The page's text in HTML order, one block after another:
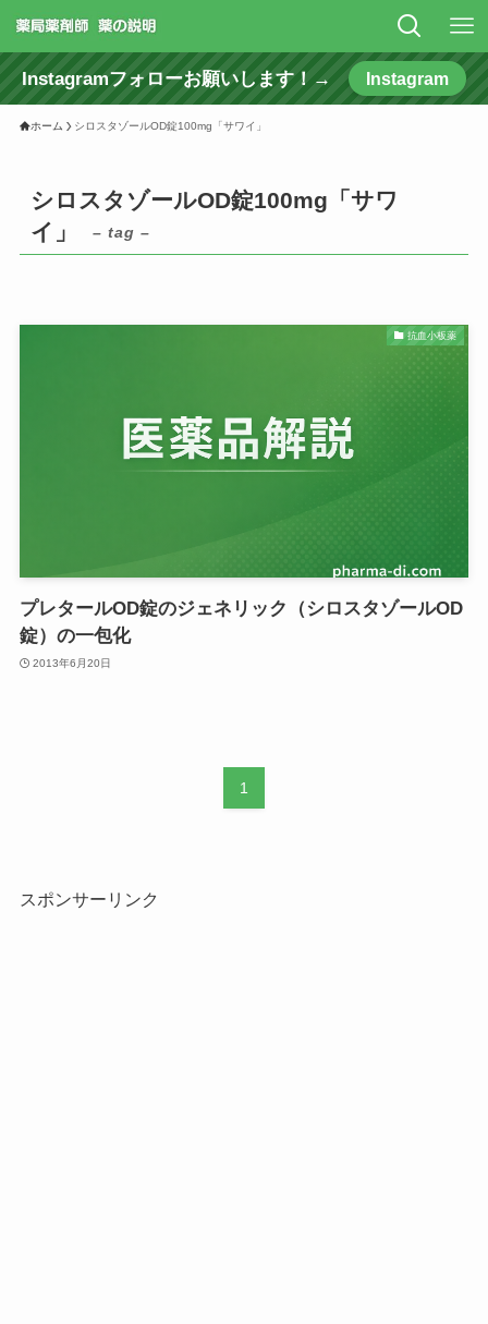
Instagramフォローお願いします！→ Instagram
ホーム シロスタゾールOD錠100mg「サワイ」
シロスタゾールOD錠100mg「サワ
イ」
– tag –
抗血小板薬
プレタールOD錠のジェネリック（シロスタゾールOD
錠）の一包化
2013年6月20日
1
スポンサーリンク